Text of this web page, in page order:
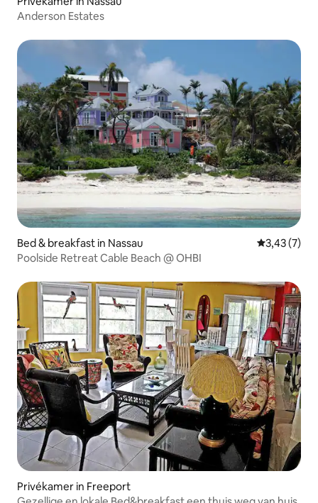
Anderson Estates
Bed & breakfast in Nassau
3,43 (7)
Poolside Retreat Cable Beach @ OHBI
Privékamer in Freeport